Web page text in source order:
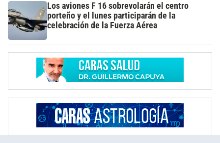
Los aviones F 16 sobrevolarán el centro
porteño y el lunes participarán de la
celebración de la Fuerza Aérea